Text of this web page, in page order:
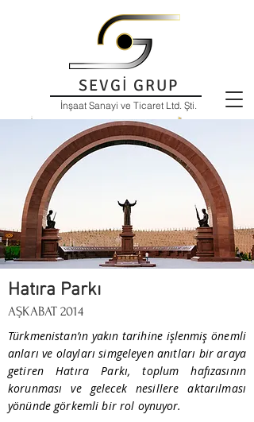
SEVGİ GRUP
İnşaat Sanayi ve Ticaret Ltd. Şti.
Hatıra Parkı
AŞKABAT 2014
Türkmenistan’ın yakın tarihine işlenmiş önemli
anları ve olayları simgeleyen anıtları bir araya
getiren Hatıra Parkı, toplum hafızasının
korunması ve gelecek nesillere aktarılması
yönünde görkemli bir rol oynuyor.